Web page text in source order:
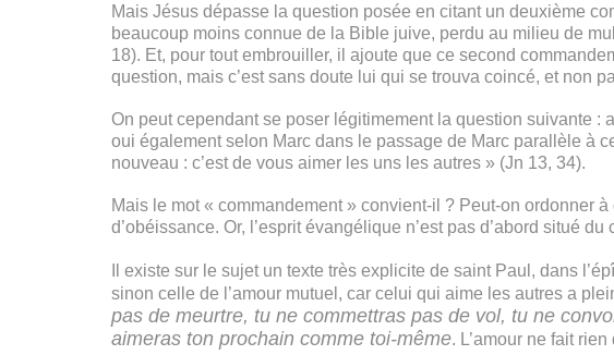
Mais Jésus dépasse la question posée en citant un deuxième
beaucoup moins connue de la Bible juive, perdu au milieu de
18). Et, pour tout embrouiller, il ajoute que ce second
question, mais c’est sans doute lui qui se trouva coincé, et non
On peut cependant se poser légitimement la question suivante
oui également selon Marc dans le passage de Marc parallèle à
nouveau : c’est de vous aimer les uns les autres » (Jn 13, 34).
Mais le mot « commandement » convient-il ? Peut-on ordonner
d’obéissance. Or, l’esprit évangélique n’est pas d’abord situé
Il existe sur le sujet un texte très explicite de saint Paul, dans
sinon celle de l’amour mutuel, car celui qui aime les autres a
pas de meurtre, tu ne commettras pas de vol, tu ne
aimeras ton prochain comme toi-même. L’amour ne fait